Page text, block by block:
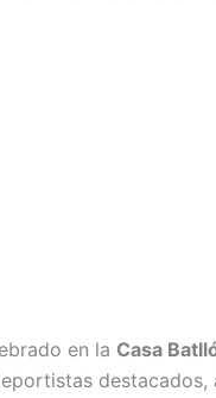
en la Casa
destacados,